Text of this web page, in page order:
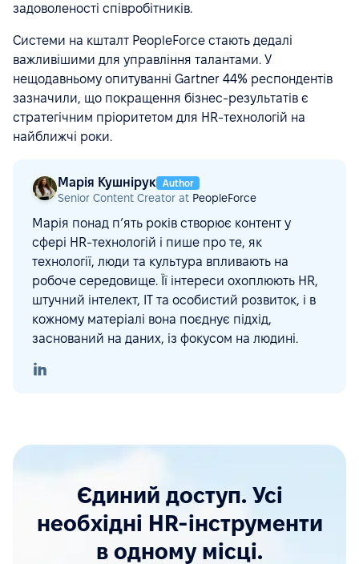
задоволеності співробітників.
Системи на кшталт PeopleForce стають дедалі
важливішими для управління талантами. У
нещодавньому опитуванні Gartner 44% респондентів
зазначили, що покращення бізнес-результатів є
стратегічним пріоритетом для HR-технологій на
найближчі роки.
Марія Кушнірук Author
Senior Content Creator at PeopleForce
Марія понад п’ять років створює контент у
сфері HR-технологій і пише про те, як
технології, люди та культура впливають на
робоче середовище. Її інтереси охоплюють HR,
штучний інтелект, ІТ та особистий розвиток, і в
кожному матеріалі вона поєднує підхід,
заснований на даних, із фокусом на людині.
Єдиний доступ. Усі
необхідні HR-інструменти
в одному місці.